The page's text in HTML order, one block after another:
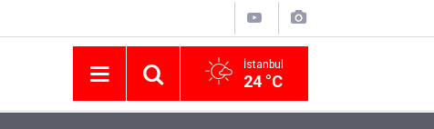
İstanbul
24 °C